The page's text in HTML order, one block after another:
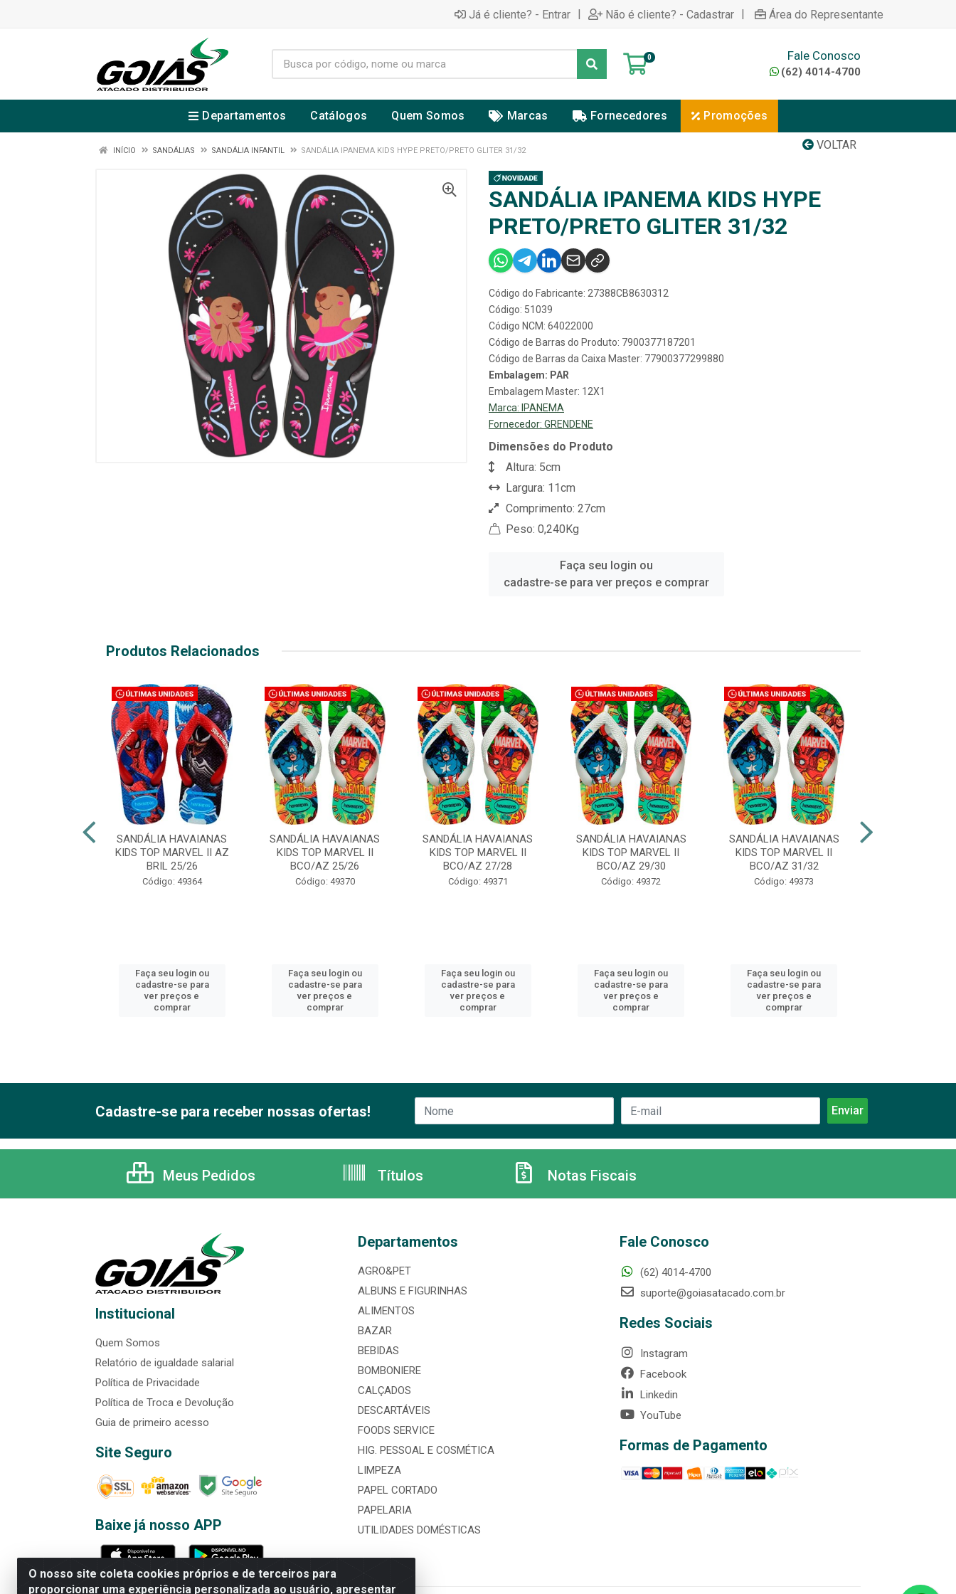
Já é cliente? - Entrar | Não é cliente? - Cadastrar | Área do Representante
0 Fale Conosco
(62) 4014-4700
Departamentos Catálogos Quem Somos Marcas Fornecedores Promoções
VOLTAR
INÍCIO SANDÁLIAS SANDÁLIA INFANTIL SANDÁLIA IPANEMA KIDS HYPE PRETO/PRETO GLITER 31/32
SANDÁLIA IPANEMA KIDS HYPE
PRETO/PRETO GLITER 31/32
Código do Fabricante: 27388CB8630312
Código: 51039
Código NCM: 64022000
Código de Barras do Produto: 7900377187201
Código de Barras da Caixa Master: 77900377299880
Embalagem: PAR
Embalagem Master: 12X1
Marca: IPANEMA
Fornecedor: GRENDENE
Dimensões do Produto
Altura: 5cm
Largura: 11cm
Comprimento: 27cm
Peso: 0,240Kg
Faça seu login ou
cadastre-se para ver preços e comprar
Produtos Relacionados
SANDÁLIA HAVAIANAS
KIDS TOP MARVEL II AZ
BRIL 25/26
Código: 49364
Faça seu login ou
cadastre-se para
ver preços e
comprar
SANDÁLIA HAVAIANAS
KIDS TOP MARVEL II
BCO/AZ 25/26
Código: 49370
Faça seu login ou
cadastre-se para
ver preços e
comprar
SANDÁLIA HAVAIANAS
KIDS TOP MARVEL II
BCO/AZ 27/28
Código: 49371
Faça seu login ou
cadastre-se para
ver preços e
comprar
SANDÁLIA HAVAIANAS
KIDS TOP MARVEL II
BCO/AZ 29/30
Código: 49372
Faça seu login ou
cadastre-se para
ver preços e
comprar
SANDÁLIA HAVAIANAS
KIDS TOP MARVEL II
BCO/AZ 31/32
Código: 49373
Faça seu login ou
cadastre-se para
ver preços e
comprar
O nosso site coleta cookies próprios e de terceiros para
proporcionar uma experiência personalizada ao usuário, apresentar
Cadastre-se para receber nossas ofertas!
Meus Pedidos Títulos Notas Fiscais
Institucional
Quem Somos
Relatório de igualdade salarial
Política de Privacidade
Política de Troca e Devolução
Guia de primeiro acesso
Site Seguro
Baixe já nosso APP
Departamentos
AGRO&PET
ALBUNS E FIGURINHAS
ALIMENTOS
BAZAR
BEBIDAS
BOMBONIERE
CALÇADOS
DESCARTÁVEIS
FOODS SERVICE
HIG. PESSOAL E COSMÉTICA
LIMPEZA
PAPEL CORTADO
PAPELARIA
UTILIDADES DOMÉSTICAS
Fale Conosco
(62) 4014-4700
suporte@goiasatacado.com.br
Redes Sociais
Instagram
Facebook
Linkedin
YouTube
Formas de Pagamento